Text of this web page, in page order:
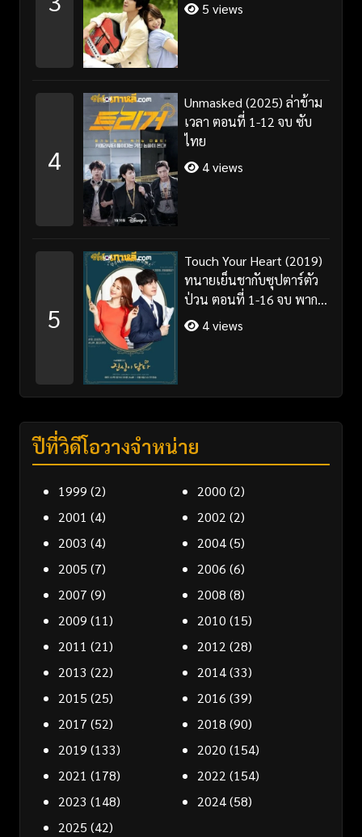
5 views
4
Unmasked (2025) ล่าข้าม
เวลา ตอนที่ 1-12 จบ ซับ
ไทย
4 views
5
Touch Your Heart (2019)
ทนายเย็นชากับซุปตาร์ตัว
ป่วน ตอนที่ 1-16 จบ พากย์
ไทย/ซับไทย
4 views
ปีที่วิดีโอวางจำหน่าย
1999 (2) 2000 (2)
2001 (4) 2002 (2)
2003 (4) 2004(5)
2005 (7) 2006 (6)
2007 (9) 2008 (8)
2009 (11) 2010 (15)
2011 (21) 2012 (28)
2013 (22) 2014(33)
2015 (25) 2016 (39)
2017 (52) 2018 (90)
2019 (133) 2020 (154)
2021 (178) 2022 (154)
2023 (148) 2024(58)
2025 (42)